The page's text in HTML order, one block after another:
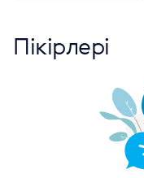
Пікірлері